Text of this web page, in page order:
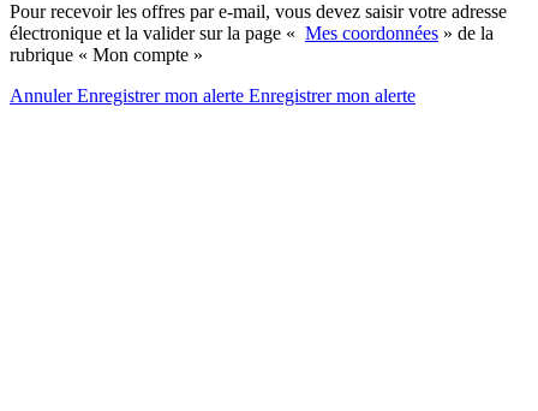
Pour recevoir les offres par e-mail, vous devez saisir votre adresse
électronique et la valider sur la page « Mes coordonnées » de la
rubrique « Mon compte »
AnnulerEnregistrer mon alerte Enregistrermon alerte